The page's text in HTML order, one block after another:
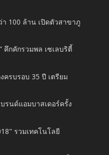
100 ล้าน เปิดตัวสาขาภู
คึกคักรวมพล เซเลบริตี้
รบรอบ 35 ปี เตรียม
รนด์แอมบาสเดอร์ครั้ง
รวมเทคโนโลยี